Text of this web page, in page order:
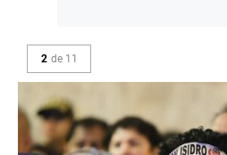
2 de 11